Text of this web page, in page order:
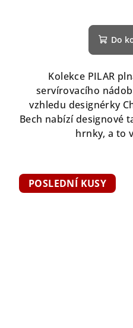
Do
Kolekce PILAR
servírovacího
vzhledu designérky
Bech nabízí designové
hrnky, a to
POSLEDNÍ KUSY